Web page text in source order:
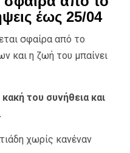
έως 25/04
σφαίρα από το
και η ζωή του μπαίνει
του συνήθεια και
χωρίς κανέναν